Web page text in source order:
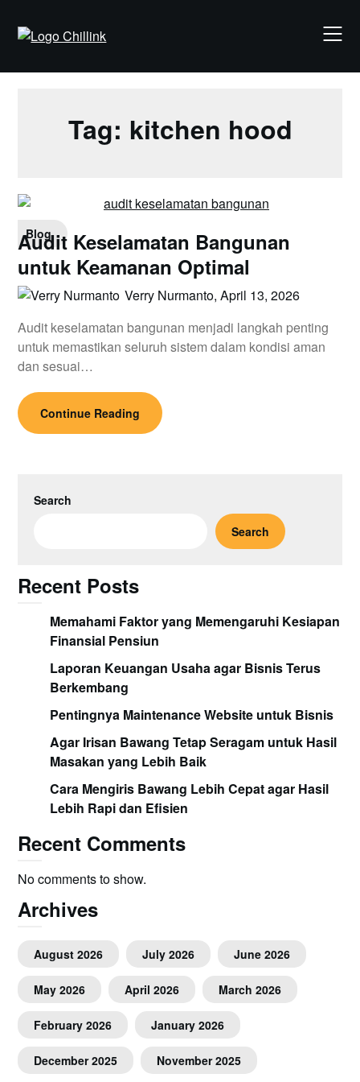
content
Tag: kitchen hood
Blog
Audit Keselamatan Bangunan
untuk Keamanan Optimal
Verry Nurmanto,April 13, 2026
Audit keselamatan bangunan menjadi langkah penting
untuk memastikan seluruh sistem dalam kondisi aman
dan sesuai…
Continue Reading
Search
Search
Recent Posts
Memahami Faktor yang Memengaruhi Kesiapan
Finansial Pensiun
Laporan Keuangan Usaha agar Bisnis Terus
Berkembang
Pentingnya Maintenance Website untuk Bisnis
Agar Irisan Bawang Tetap Seragam untuk Hasil
Masakan yang Lebih Baik
Cara Mengiris Bawang Lebih Cepat agar Hasil
Lebih Rapi dan Efisien
Recent Comments
No comments to show.
Archives
August 2026 July 2026 June 2026
May 2026 April 2026 March 2026
February 2026 January 2026
December 2025 November 2025